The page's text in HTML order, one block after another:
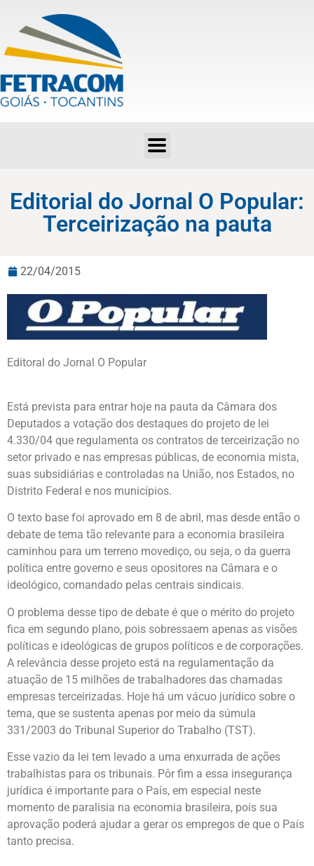
Editorial do Jornal O Popular:
Terceirização na pauta
22/04/2015
Editoral do Jornal O Popular
Está prevista para entrar hoje na pauta da Câmara dos
Deputados a votação dos destaques do projeto de lei
4.330/04 que regulamenta os contratos de terceirização no
setor privado e nas empresas públicas, de economia mista,
suas subsidiárias e controladas na União, nos Estados, no
Distrito Federal e nos municípios.
O texto base foi aprovado em 8 de abril, mas desde então o
debate de tema tão relevante para a economia brasileira
caminhou para um terreno movediço, ou seja, o da guerra
política entre governo e seus opositores na Câmara e o
ideológico, comandado pelas centrais sindicais.
O problema desse tipo de debate é que o mérito do projeto
fica em segundo plano, pois sobressaem apenas as visões
políticas e ideológicas de grupos políticos e de corporações.
A relevância desse projeto está na regulamentação da
atuação de 15 milhões de trabalhadores das chamadas
empresas terceirizadas. Hoje há um vácuo jurídico sobre o
tema, que se sustenta apenas por meio da súmula
331/2003 do Tribunal Superior do Trabalho (TST).
Esse vazio da lei tem levado a uma enxurrada de ações
trabalhistas para os tribunais. Pôr fim a essa insegurança
jurídica é importante para o País, em especial neste
momento de paralisia na economia brasileira, pois sua
aprovação poderá ajudar a gerar os empregos de que o País
tanto precisa.